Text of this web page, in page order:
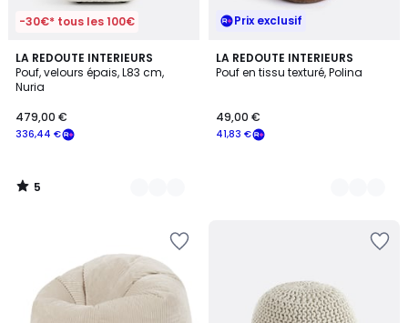
-30€* tous les 100€
LA REDOUTE INTERIEURS
Pouf, velours épais, L83 cm,
Nuria
336,44 €
479,00 €
5
/
5
6
Couleurs
5
/
Prix exclusif
LA REDOUTE INTERIEURS
Pouf en tissu texturé, Polina
41,83 €
49,00 €
2
Couleurs